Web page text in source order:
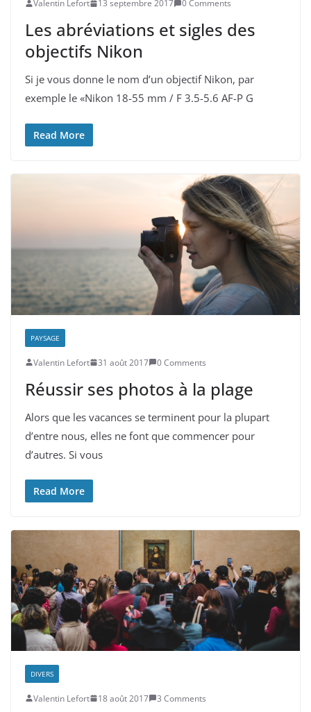
Valentin Lefort 13 septembre 2017 0 Comments
Les abréviations et sigles des
objectifs Nikon
Si je vous donne le nom d’un objectif Nikon, par
exemple le «Nikon 18-55 mm / F 3.5-5.6 AF-P G
Read More
PAYSAGE
Valentin Lefort 31 août 2017 0 Comments
Réussir ses photos à la plage
Alors que les vacances se terminent pour la plupart
d’entre nous, elles ne font que commencer pour
d’autres. Si vous
Read More
DIVERS
Valentin Lefort 18 août 2017 3 Comments